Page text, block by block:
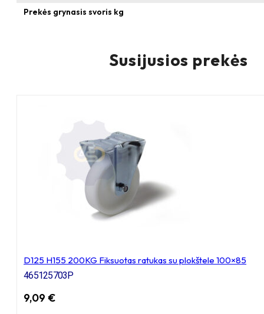
Prekės grynasis svoris kg
Susijusios prekės
D125 H155 200KG Fiksuotas ratukas su plokštele 100×85
465125703P
9,09 €